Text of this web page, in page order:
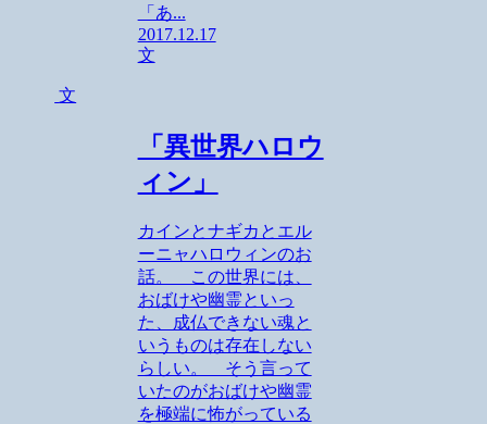
「あ...
2017.12.17
文
文
「異世界ハロウ
ィン」
カインとナギカとエル
ーニャハロウィンのお
話。 この世界には、
おばけや幽霊といっ
た、成仏できない魂と
いうものは存在しない
らしい。 そう言って
いたのがおばけや幽霊
を極端に怖がっている